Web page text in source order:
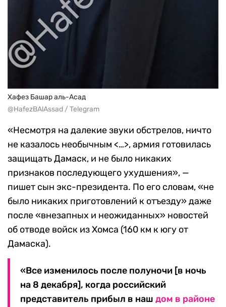
Хафез Башар аль-Асад
@HafezBAlAssad / Telegram
«Несмотря на далекие звуки обстрелов, ничто
не казалось необычным <…>, армия готовилась
защищать Дамаск, и не было никаких
признаков последующего ухудшения», —
пишет сын экс-президента. По его словам, «не
было никаких приготовлений к отъезду» даже
после «внезапных и неожиданных» новостей
об отводе войск из Хомса (160 км к югу от
Дамаска).
«Все изменилось после полуночи [в ночь
на 8 декабря], когда российский
представитель прибыл в наш дом в районе